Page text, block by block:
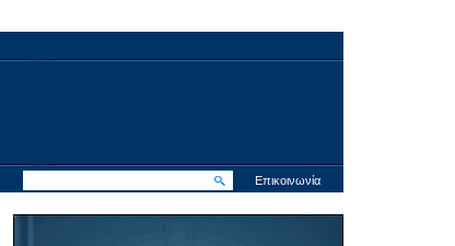
Επικοινωνία